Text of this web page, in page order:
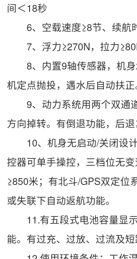
间＜18秒
6、空载速度≥8节、续航
7、浮力≥270N，拉力
8、内置9轴传感器，机身
机定点抛投，遇水后自动扶正
9、动力系统用两个双通
方向掉转。有倒退功能，后退
10、机身无启动/关闭设
控器可单手操控，三档位无
≥850米；有北斗/GPS双定位
或失联下自动返航功能。
11.有五段式电池容量显
能。有过充、过放、过流及短